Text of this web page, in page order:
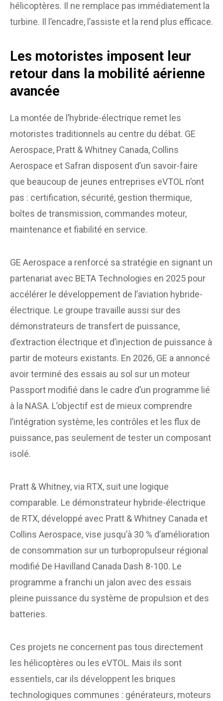
hélicoptères. Il ne remplace pas immédiatement la
turbine. Il l’encadre, l’assiste et la rend plus efficace.
Les motoristes imposent leur
retour dans la mobilité aérienne
avancée
La montée de l’hybride-électrique remet les
motoristes traditionnels au centre du débat. GE
Aerospace, Pratt & Whitney Canada, Collins
Aerospace et Safran disposent d’un savoir-faire
que beaucoup de jeunes entreprises eVTOL n’ont
pas : certification, sécurité, gestion thermique,
boîtes de transmission, commandes moteur,
maintenance et fiabilité en service.
GE Aerospace a renforcé sa stratégie en signant un
partenariat avec BETA Technologies en 2025 pour
accélérer le développement de l’aviation hybride-
électrique. Le groupe travaille aussi sur des
démonstrateurs de transfert de puissance,
d’extraction électrique et d’injection de puissance à
partir de moteurs existants. En 2026, GE a annoncé
avoir terminé des essais au sol sur un moteur
Passport modifié dans le cadre d’un programme lié
à la NASA. L’objectif est de mieux comprendre
l’intégration système, les contrôles et les flux de
puissance, pas seulement de tester un composant
isolé.
Pratt & Whitney, via RTX, suit une logique
comparable. Le démonstrateur hybride-électrique
de RTX, développé avec Pratt & Whitney Canada et
Collins Aerospace, vise jusqu’à 30 % d’amélioration
de consommation sur un turbopropulseur régional
modifié De Havilland Canada Dash 8-100. Le
programme a franchi un jalon avec des essais
pleine puissance du système de propulsion et des
batteries.
Ces projets ne concernent pas tous directement
les hélicoptères ou les eVTOL. Mais ils sont
essentiels, car ils développent les briques
technologiques communes : générateurs, moteurs